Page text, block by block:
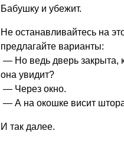
Бабушку и убежит.
Не останавливайтесь на
предлагайте варианты:
— Но ведь дверь закрыта,
она увидит?
— Через окно.
— А на окошке висит
И так далее.